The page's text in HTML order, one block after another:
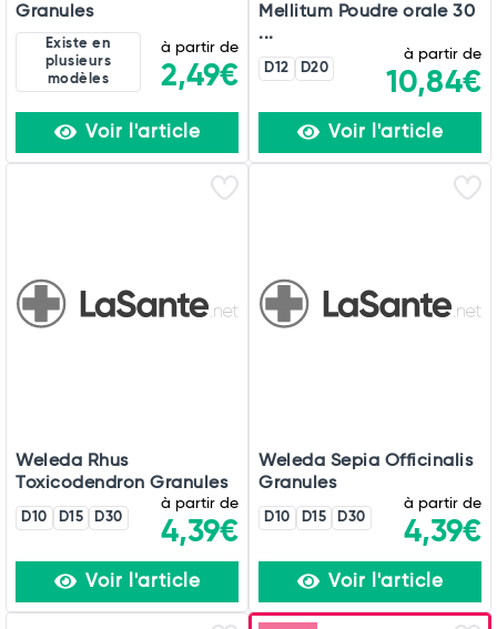
Granules
Existe en
plusieurs
modèles
à partir de
2,49€
Voir l'article
Mellitum Poudre orale 30
...
D12 D20
à partir de
10,84€
Voir l'article
Weleda Rhus
Toxicodendron Granules
D10 D15 D30
à partir de
4,39€
Voir l'article
Weleda Sepia Officinalis
Granules
D10 D15 D30
à partir de
4,39€
Voir l'article